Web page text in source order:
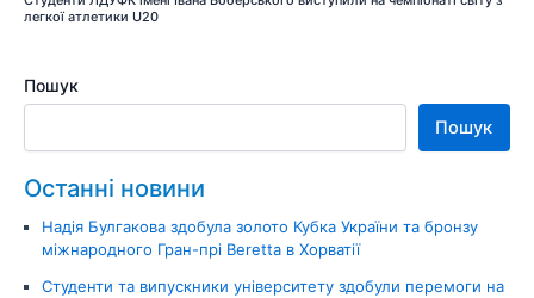
легкої атлетики U20
Пошук
Пошук
Останні новини
Надія Булгакова здобула золото Кубка України та бронзу
міжнародного Гран-прі Beretta в Хорватії
Студенти та випускники університету здобули перемоги на